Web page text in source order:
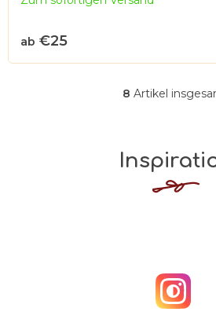
5,0
von
ab €25
S
u
e
m
e
8 Artikel